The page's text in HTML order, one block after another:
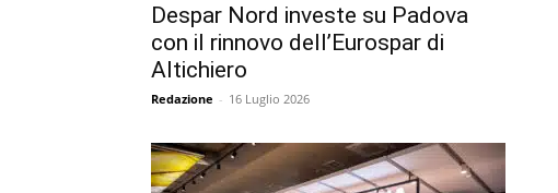
Despar Nord investe su Padova
con il rinnovo dell’Eurospar di
Altichiero
Redazione - 16 Luglio 2026